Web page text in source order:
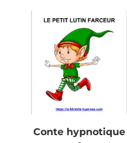
Conte hypnotique